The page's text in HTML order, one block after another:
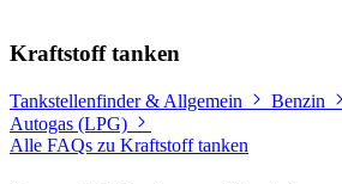
Kraftstoff tanken
Tankstellenfinder & Allgemein Benzin
Autogas (LPG)
Alle FAQs zu Kraftstoff tanken